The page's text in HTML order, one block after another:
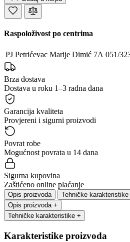
Raspoloživost po centrima
PJ Petrićevac Marije Dimić 7A 051/
Brza dostava
Dostava u roku 1–3 radna dana
Garancija kvaliteta
Provjereni i sigurni proizvodi
Povrat robe
Mogućnost povrata u 14 dana
Sigurna kupovina
Zaštićeno online plaćanje
Opis proizvoda
Tehničke karakteristike
Opis proizvoda +
Tehničke karakteristike +
Karakteristike proizvoda